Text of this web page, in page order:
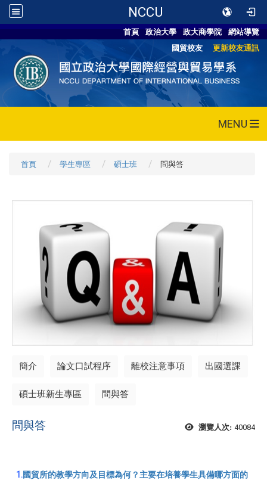
NCCU
首頁 政治大學 政大商學院
網站導覽
國貿校友
更新校友通訊
MENU
首頁 學生專區 碩士班 問與答
簡介 論文口試程序 離校注意事項 出國選課
碩士班新生專區 問與答
瀏覽人次: 40084
問與答
1.國貿所的教學方向及目標為何？主要在培養學生具備哪方面的